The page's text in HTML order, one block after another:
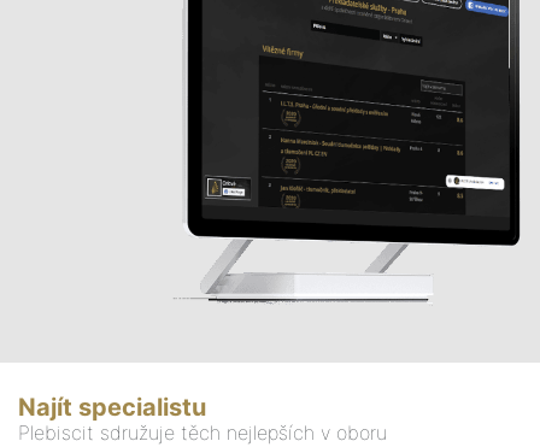
Najít specialistu
Plebiscit sdružuje těch nejlepších v oboru